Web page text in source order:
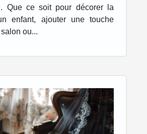
Que ce soit pour décorer la
enfant, ajouter une touche
ou...